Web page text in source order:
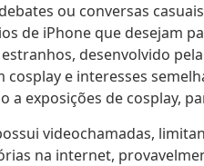
ou conversas
de iPhone que desejam
desenvolvido pela
cosplay e interesses
a exposições de cosplay,
videochamadas,
na internet,